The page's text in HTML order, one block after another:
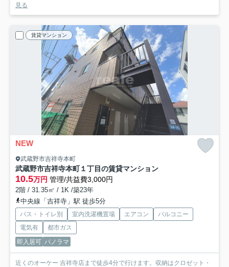
見る
賃貸マンション
NEW
武蔵野市吉祥寺本町
武蔵野市吉祥寺本町１丁目の賃貸マンション
10.5万円 管理/共益費3,000円
2階 / 31.35㎡ / 1K /築23年
中央線「吉祥寺」駅 徒歩5分
バス・トイレ別 室内洗濯機置場 エアコン
バルコニー
電気有
都市ガス
即入居可 パノラマ
近くのオーケー 吉祥寺店まで徒歩4分で行けます。収納はクロゼット・